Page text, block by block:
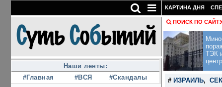
Наши ленты:
#Главная
#ВСЯ #Скандалы
КАРТИНА ДНЯ
ПОИСК ПО
ТЭК
# ИЗРАИЛЬ,